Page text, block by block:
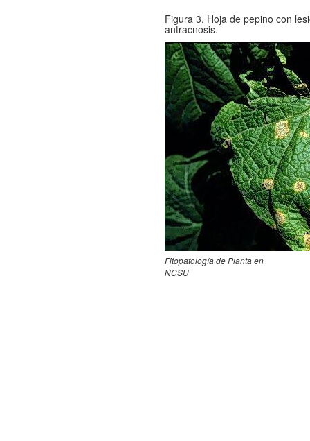
Figura 3. Hoja de pepino con
antracnosis.
Fitopatología de Planta en
NCSU